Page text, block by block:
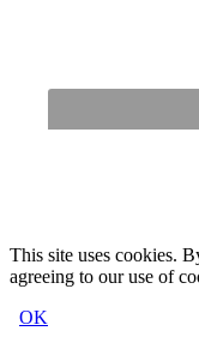
This site uses cookies.
agreeing to our use of
OK